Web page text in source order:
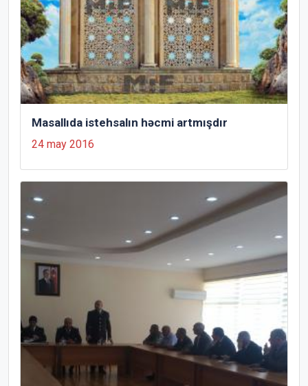
Masallıda istehsalın həcmi artmışdır
24 may 2016